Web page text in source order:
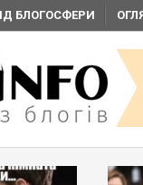
БЛОГОСФЕРИ